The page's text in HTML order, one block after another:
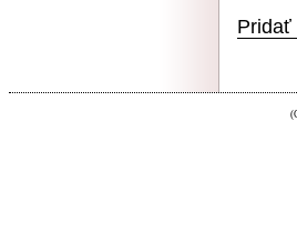
Pridať